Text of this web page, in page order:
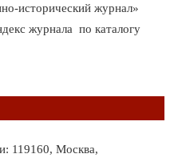
исторический журнал»
журнала по каталогу
119160, Москва,